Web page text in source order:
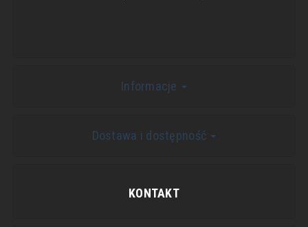
Informacje
Dostawa i dostępność
KONTAKT